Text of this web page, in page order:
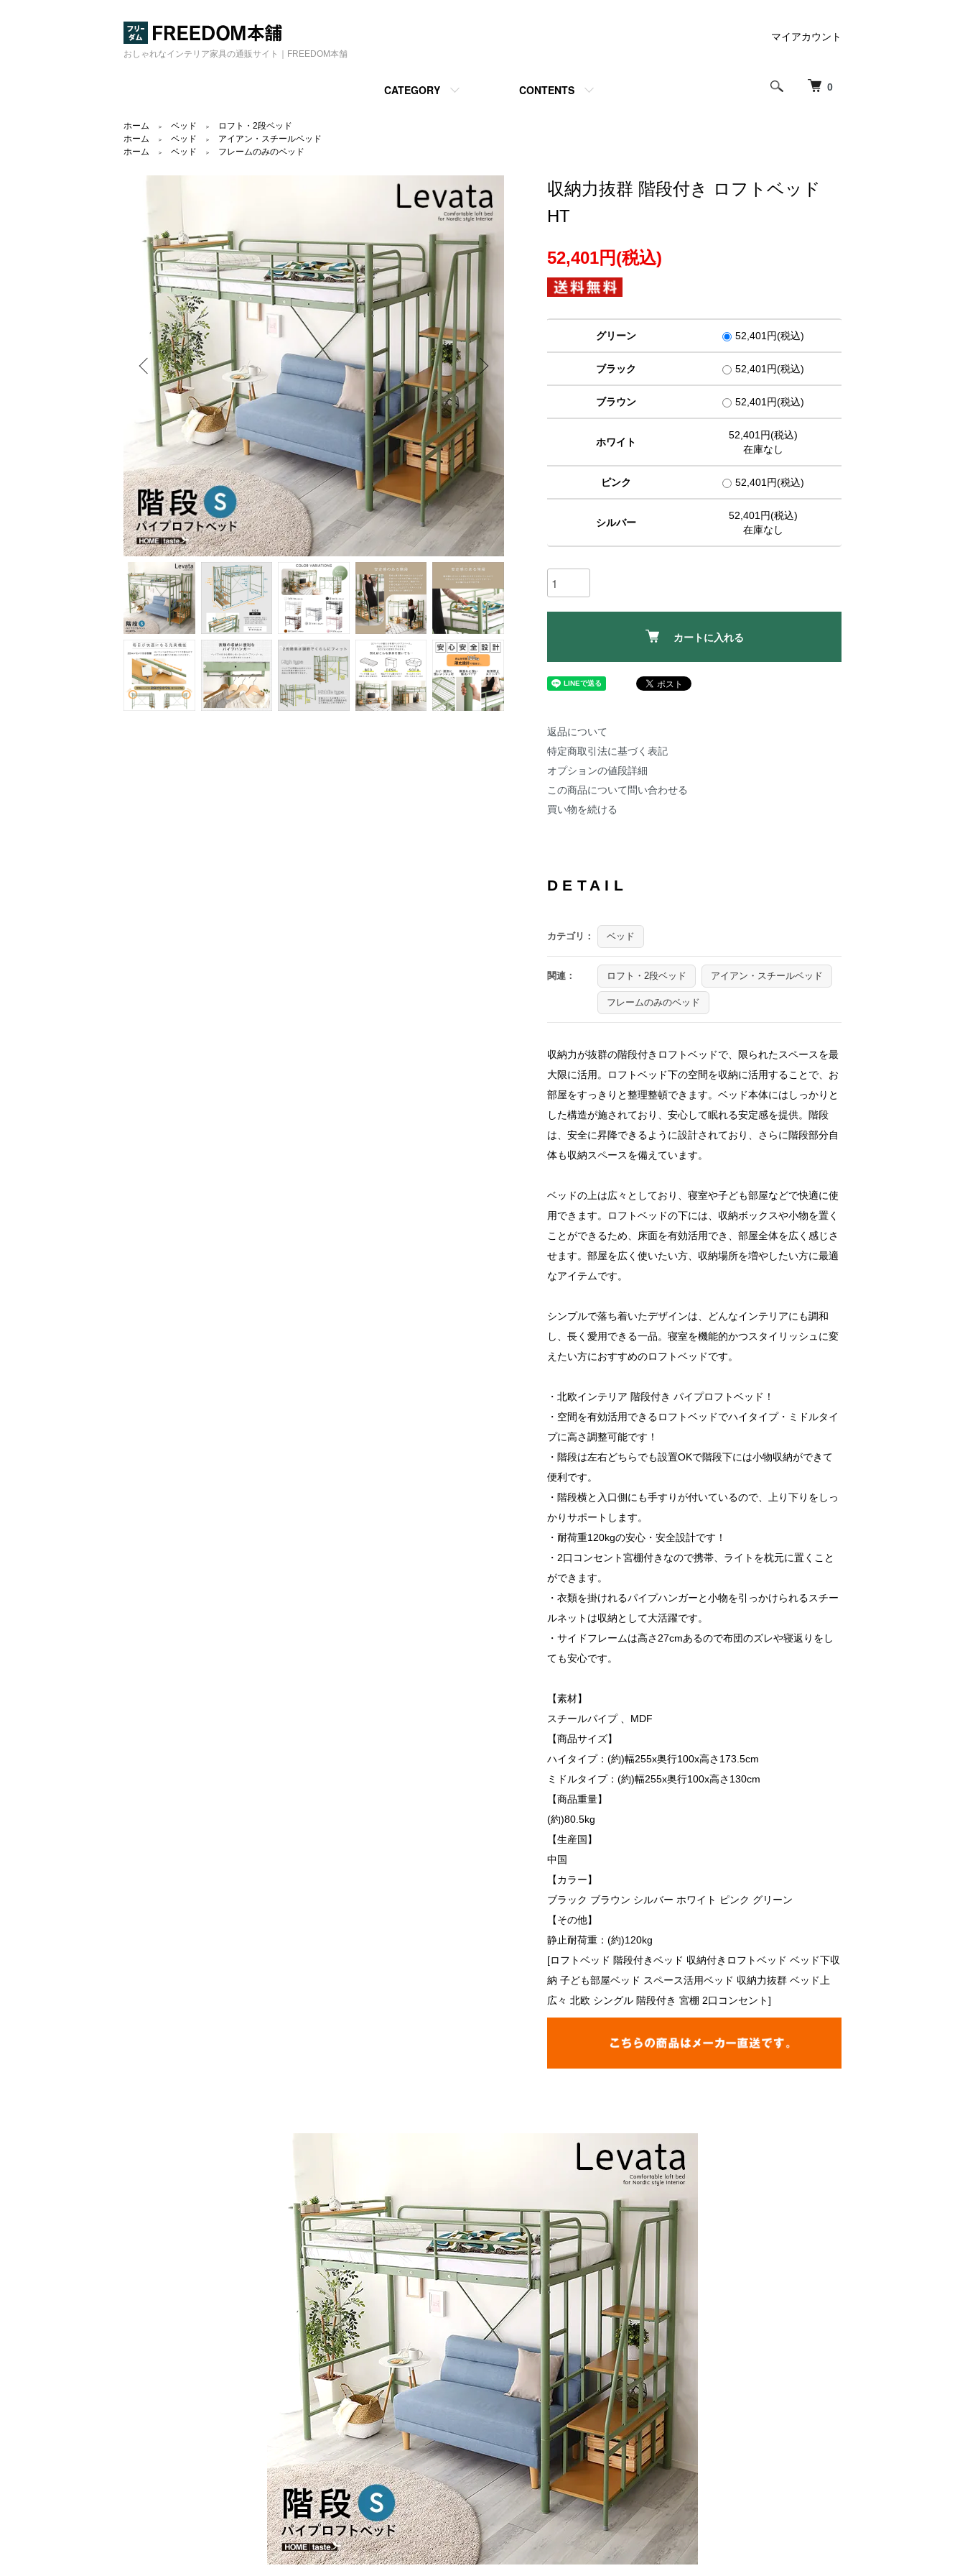
おしゃれなインテリア家具の通販サイト｜FREEDOM本舗
0
CATEGORY CONTENTS
マイアカウント
ホーム ＞ ベッド ＞
ロフト・2段ベッド
ホーム
＞ ベッド ＞
アイアン・スチールベッド
ホーム
＞ ベッド ＞ フレームのみのベッド
収納力抜群 階段付き ロフトベッド
HT
52,401円(税込)
グリーン 52,401円(税込)
ブラック 52,401円(税込)
ブラウン 52,401円(税込)
ホワイト
52,401円(税込)
在庫なし
ピンク 52,401円(税込)
シルバー
52,401円(税込)
在庫なし
カートに入れる
返品について
特定商取引法に基づく表記
オプションの値段詳細
この商品について問い合わせる
買い物を続ける
DETAIL
カテゴリ： ベッド
関連： ロフト・2段ベッド アイアン・スチールベッド
フレームのみのベッド
収納力が抜群の階段付きロフトベッドで、限られたスペースを最
大限に活用。ロフトベッド下の空間を収納に活用することで、お
部屋をすっきりと整理整頓できます。ベッド本体にはしっかりと
した構造が施されており、安心して眠れる安定感を提供。階段
は、安全に昇降できるように設計されており、さらに階段部分自
体も収納スペースを備えています。
ベッドの上は広々としており、寝室や子ども部屋などで快適に使
用できます。ロフトベッドの下には、収納ボックスや小物を置く
ことができるため、床面を有効活用でき、部屋全体を広く感じさ
せます。部屋を広く使いたい方、収納場所を増やしたい方に最適
なアイテムです。
シンプルで落ち着いたデザインは、どんなインテリアにも調和
し、長く愛用できる一品。寝室を機能的かつスタイリッシュに変
えたい方におすすめのロフトベッドです。
・北欧インテリア 階段付き パイプロフトベッド！
・空間を有効活用できるロフトベッドでハイタイプ・ミドルタイ
プに高さ調整可能です！
・階段は左右どちらでも設置OKで階段下には小物収納ができて
便利です。
・階段横と入口側にも手すりが付いているので、上り下りをしっ
かりサポートします。
・耐荷重120kgの安心・安全設計です！
・2口コンセント宮棚付きなので携帯、ライトを枕元に置くこと
ができます。
・衣類を掛けれるパイプハンガーと小物を引っかけられるスチー
ルネットは収納として大活躍です。
・サイドフレームは高さ27cmあるので布団のズレや寝返りをし
ても安心です。
【素材】
スチールパイプ 、MDF
【商品サイズ】
ハイタイプ：(約)幅255x奥行100x高さ173.5cm
ミドルタイプ：(約)幅255x奥行100x高さ130cm
【商品重量】
(約)80.5kg
【生産国】
中国
【カラー】
ブラック ブラウン シルバー ホワイト ピンク グリーン
【その他】
静止耐荷重：(約)120kg
[ロフトベッド 階段付きベッド 収納付きロフトベッド ベッド下収
納 子ども部屋ベッド スペース活用ベッド 収納力抜群 ベッド上
広々 北欧 シングル 階段付き 宮棚 2口コンセント]